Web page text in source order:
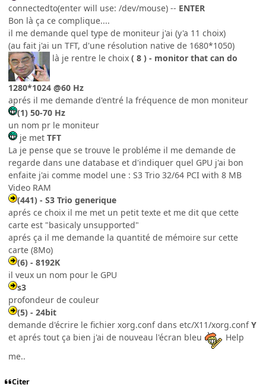
connectedto(enter will use: /dev/mouse) -- ENTER
Bon là ça ce complique....
il me demande quel type de moniteur j'ai (y'a 11 choix)
(au fait j'ai un TFT, d'une résolution native de 1680*1050)
là je rentre le choix ( 8 ) - monitor that can do
1280*1024 @60 Hz
aprés il me demande d'entré la fréquence de mon moniteur
(1) 50-70 Hz
un nom pr le moniteur
je met TFT
La je pense que se trouve le probléme il me demande de
regarde dans une database et d'indiquer quel GPU j'ai bon
enfaite j'ai comme model une : S3 Trio 32/64 PCI with 8 MB
Video RAM
(441) - S3 Trio generique
aprés ce choix il me met un petit texte et me dit que cette
carte est "basicaly unsupported"
aprés ça il me demande la quantité de mémoire sur cette
carte (8Mo)
(6) - 8192K
il veux un nom pour le GPU
s3
profondeur de couleur
(5) - 24bit
demande d'écrire le fichier xorg.conf dans etc/X11/xorg.confY
et aprés tout ça bien j'ai de nouveau l'écran bleu
Help
me..
Citer